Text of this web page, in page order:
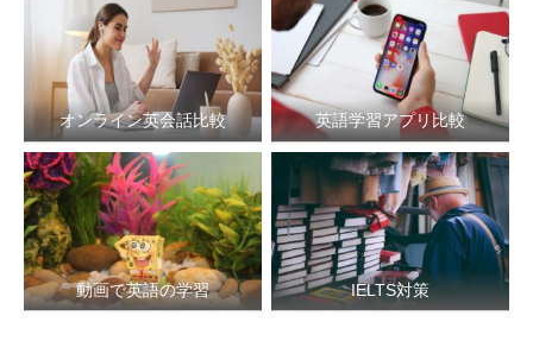
オンライン英会話比較 英語学習アプリ比較
動画で英語の学習 IELTS対策